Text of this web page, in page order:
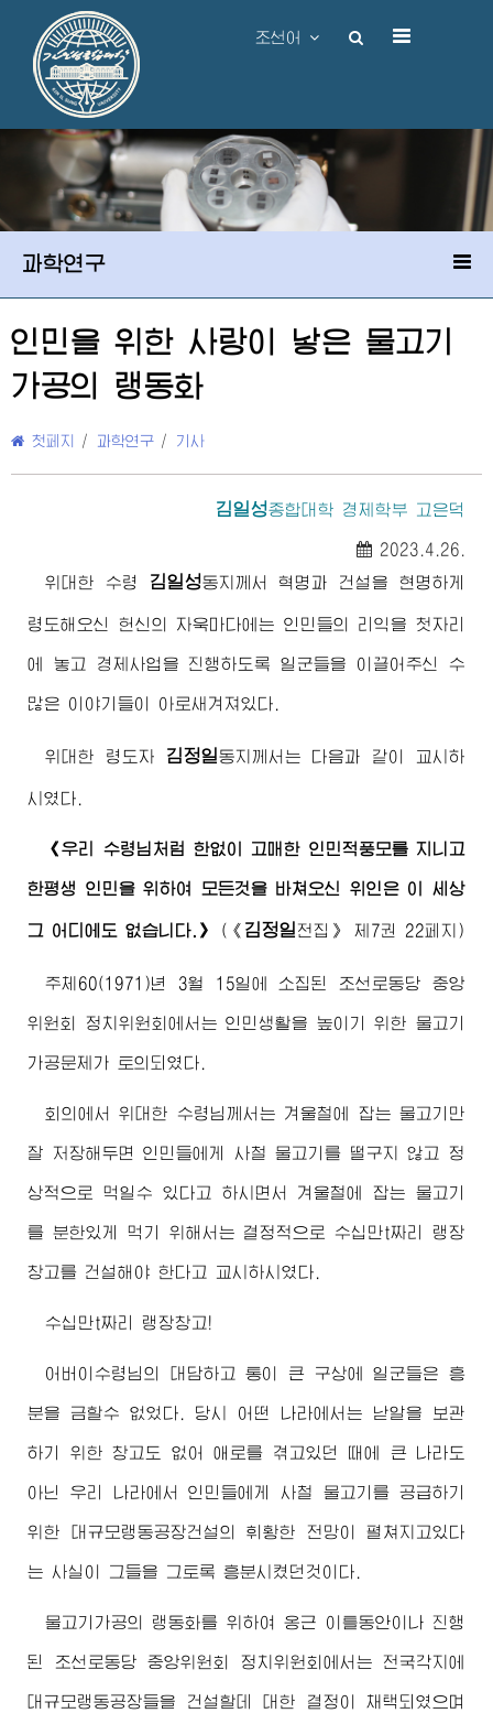
조선어
과학연구
인민을 위한 사랑이 낳은 물고기
가공의 랭동화
첫페지 / 과학연구 / 기사
김일성종합대학 경제학부 고은덕
2023.4.26.
위대한
수령 김일성동지께서 혁명과 건설을 현명하게
령도해오신 헌신의 자욱마다에는 인민들의 리익을 첫자리
에 놓고 경제사업을 진행하도록 일군들을 이끌어주신 수
많은 이야기들이 아로새겨져있다.
위대한 령도자 김정일동지께서 는 다음과 같이 교시하
시였다.
《우리 수령님 처럼 한없이 고매한 인민적풍모를 지니고
한평생 인민을 위하여 모든것을 바쳐오신 위인은 이 세상
그 어디에도 없습니다.》 ( 《 김정일 전집》 제7권 22페지)
주체60(1971)년 3월 15일에 소집된 조선로동당 중앙
위원회 정치위원회에서는 인민생활을 높이기 위한 물고기
가공문제가 토의되였다.
회의에서위대한 수령님께서 는 겨울철에 잡는 물고기만
잘 저장해두면 인민들에게 사철 물고기를 떨구지 않고 정
상적으로 먹일수 있다고 하시면서 겨울철에 잡는 물고기
를 분한있게 먹기 위해서는 결정적으로 수십만t짜리 랭장
창고를 건설해야 한다고 교시하시였다.
수십만t짜리 랭장창고!
어버이수령님 의 대담하고 통이 큰 구상에 일군들은 흥
분을 금할수 없었다. 당시 어떤 나라에서는 낟알을 보관
하기 위한 창고도 없어 애로를 겪고있던 때에 큰 나라도
아닌 우리 나라에서 인민들에게 사철 물고기를 공급하기
위한 대규모랭동공장건설의 휘황한 전망이 펼쳐지고있다
는 사실이 그들을 그토록 흥분시켰던것이다.
물고기가공의 랭동화를 위하여 옹근 이틀동안이나 진행
된 조선로동당 중앙위원회 정치위원회에서는 전국각지에
대규모랭동공장들을 건설할데 대한 결정이 채택되였으며